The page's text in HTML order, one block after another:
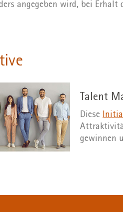
angegeben wird, bei Erhalt
Talent
Diese
gewinnen